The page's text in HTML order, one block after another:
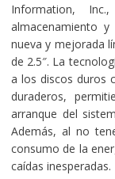
Information,
almacenamiento
nueva y mejorada
de 2.5″. La
a los discos duros
duraderos,
arranque del
Además, al no
consumo de la
caídas inesperadas.